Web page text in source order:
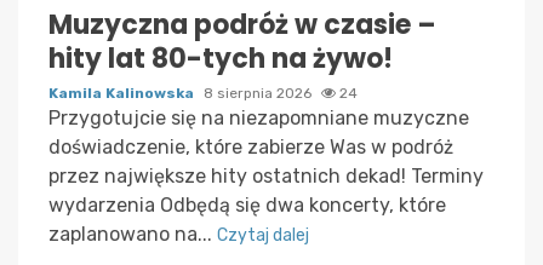
Muzyczna podróż w czasie –
hity lat 80-tych na żywo!
Kamila Kalinowska 8 sierpnia 2026 24
Przygotujcie się na niezapomniane muzyczne
doświadczenie, które zabierze Was w podróż
przez największe hity ostatnich dekad! Terminy
wydarzenia Odbędą się dwa koncerty, które
zaplanowano na... Czytaj dalej